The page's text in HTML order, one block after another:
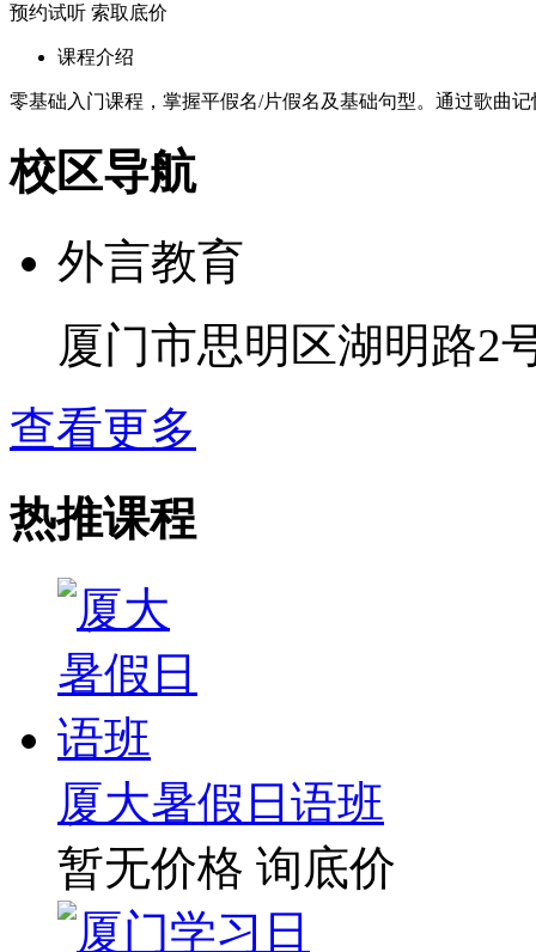
预约试听 索取底价
课程介绍
零基础入门课程，掌握平假名/片假名及基础句型。通过歌曲
校区导航
外言教育
厦门市思明区湖明路2
查看更多
热推课程
厦大暑假日语班
暂无价格 询底价